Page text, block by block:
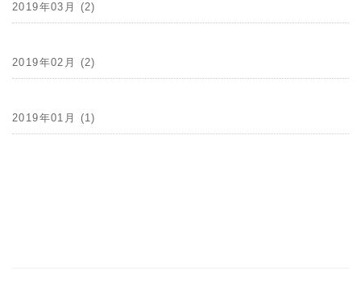
2019年03月 (2)
2019年02月 (2)
2019年01月 (1)